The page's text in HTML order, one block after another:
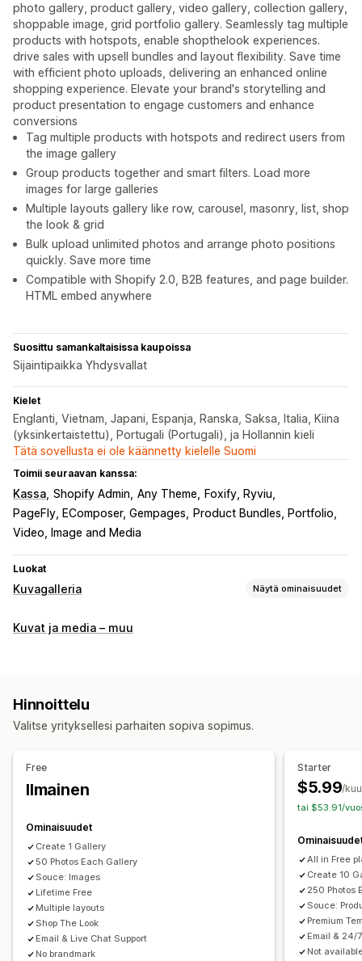
photo gallery, product gallery, video gallery, collection gallery,
shoppable image, grid portfolio gallery. Seamlessly tag multiple
products with hotspots, enable shopthelook experiences.
drive sales with upsell bundles and layout flexibility. Save time
with efficient photo uploads, delivering an enhanced online
shopping experience. Elevate your brand's storytelling and
product presentation to engage customers and enhance
conversions
Tag multiple products with hotspots and redirect users from
the image gallery
Group products together and smart filters. Load more
images for large galleries
Multiple layouts gallery like row, carousel, masonry, list, shop
the look & grid
Bulk upload unlimited photos and arrange photo positions
quickly. Save more time
Compatible with Shopify 2.0, B2B features, and page builder.
HTML embed anywhere
Suosittu samankaltaisissa kaupoissa
Sijaintipaikka Yhdysvallat
Kielet
Englanti, Vietnam, Japani, Espanja, Ranska, Saksa, Italia, Kiina
(yksinkertaistettu), Portugali (Portugali), ja Hollannin kieli
Tätä sovellusta ei ole käännetty kielelle Suomi
Toimii seuraavan kanssa:
Kassa Shopify Admin Any Theme
Foxify, Ryviu
PageFly, EComposer, Gempages
Product Bundles, Portfolio
Video, Image and Media
Luokat
Kuvagalleria Näytä ominaisuudet
Galleriatyypit
Mukautukset
Joukkolataus (siirto)
Otsikot
Hakukoneoptimointi
Hover-efektit
Monikielisyys
Kuvat ja media – muu
Hinnoittelu
Valitse yrityksellesi parhaiten sopiva sopimus.
Free
Ilmainen
Ominaisuudet
Create 1 Gallery
50 Photos Each Gallery
Souce: Images
Lifetime Free
Multiple layouts
Shop The Look
Email & Live Chat Support
No brandmark
Starter
$5.99/
tai $53.91/
All in Free
Create 10
250 Photos
Souce:
Premium
Email & 24/
Not